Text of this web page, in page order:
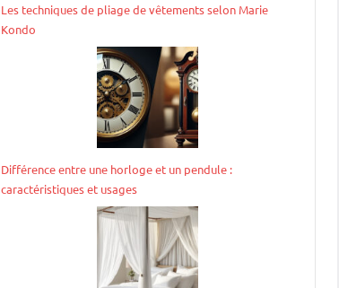
Les techniques de pliage de vêtements selon Marie
Kondo
Différence entre une horloge et un pendule :
caractéristiques et usages